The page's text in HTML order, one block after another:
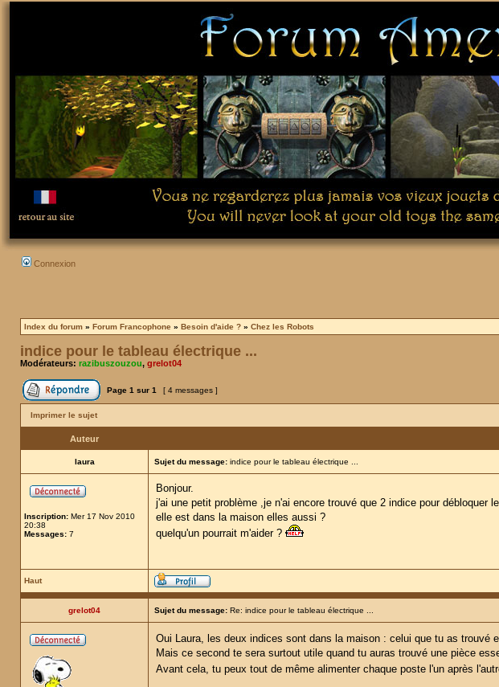
Connexion
Index du forum » Forum Francophone » Besoin d'aide ? » Chez les Robots
indice pour le tableau électrique ...
Modérateurs: razibuszouzou, grelot04
Page 1 sur 1 [ 4 messages ]
Imprimer le sujet
Auteur
laura Sujet du message: indice pour le tableau électrique ...
Inscription: Mer 17 Nov 2010
20:38
Messages: 7
Bonjour.
j'ai une petit problème ,je n'ai encore trouvé que 2 indice pour
elle est dans la maison elles aussi ?
quelqu'un pourrait m'aider ?
Haut
grelot04 Sujet du message: Re: indice pour le tableau électrique ...
Oui Laura, les deux indices sont dans la maison : celui que tu as trouvé
Mais ce second te sera surtout utile quand tu auras trouvé une pièce
Avant cela, tu peux tout de même alimenter chaque poste l'un après